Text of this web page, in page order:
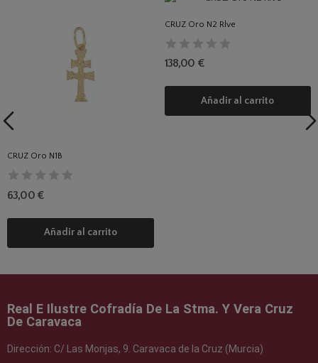
CRUZ Oro N1B
63,00 €
Añadir al carrito
CRUZ Oro N2 Rlve
138,00 €
Añadir al carrito
Real E Ilustre Cofradía De La Stma. Y Vera Cruz
De Caravaca
Dirección: C/ Las Monjas, 9. Caravaca de la Cruz (Murcia)